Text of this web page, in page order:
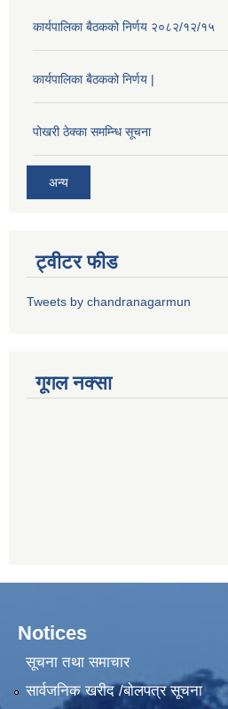
कार्यपालिका बैठकको निर्णय २०८२/१२/१५
कार्यपालिका बैठकको निर्णय |
पोखरी ठेक्का समम्न्धि सूचना
अन्य
ट्वीटर फीड
Tweets by chandranagarmun
गूगल नक्सा
Notices
सूचना तथा समाचार
सार्वजनिक खरीद /बोलपत्र सूचना